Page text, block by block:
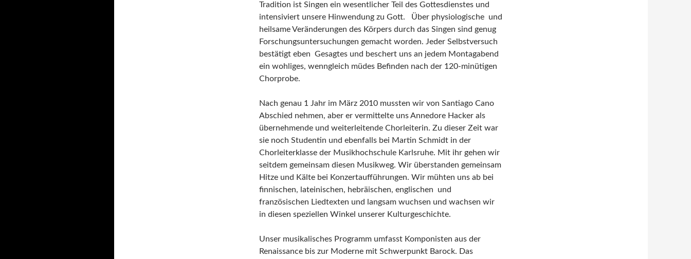
Tradition ist Singen ein wesentlicher Teil des Gottesdienstes und
intensiviert unsere Hinwendung zu Gott. Über physiologische und
heilsame Veränderungen des Körpers durch das Singen sind genug
Forschungsuntersuchungen gemacht worden. Jeder Selbstversuch
bestätigt eben Gesagtes und beschert uns an jedem Montagabend
ein wohliges, wenngleich müdes Befinden nach der 120-minütigen
Chorprobe.
Nach genau 1 Jahr im März 2010 mussten wir von Santiago Cano
Abschied nehmen, aber er vermittelte uns Annedore Hacker als
übernehmende und weiterleitende Chorleiterin. Zu dieser Zeit war
sie noch Studentin und ebenfalls bei Martin Schmidt in der
Chorleiterklasse der Musikhochschule Karlsruhe. Mit ihr gehen wir
seitdem gemeinsam diesen Musikweg. Wir überstanden gemeinsam
Hitze und Kälte bei Konzertaufführungen. Wir mühten uns ab bei
finnischen, lateinischen, hebräischen, englischen und
französischen Liedtexten und langsam wuchsen und wachsen wir
in diesen speziellen Winkel unserer Kulturgeschichte.
Unser musikalisches Programm umfasst Komponisten aus der
Renaissance bis zur Moderne mit Schwerpunkt Barock. Das